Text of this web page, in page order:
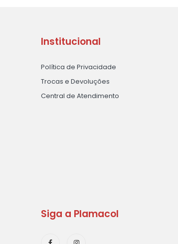
Institucional
Política de Privacidade
Trocas e Devoluções
Central de Atendimento
Siga a Plamacol